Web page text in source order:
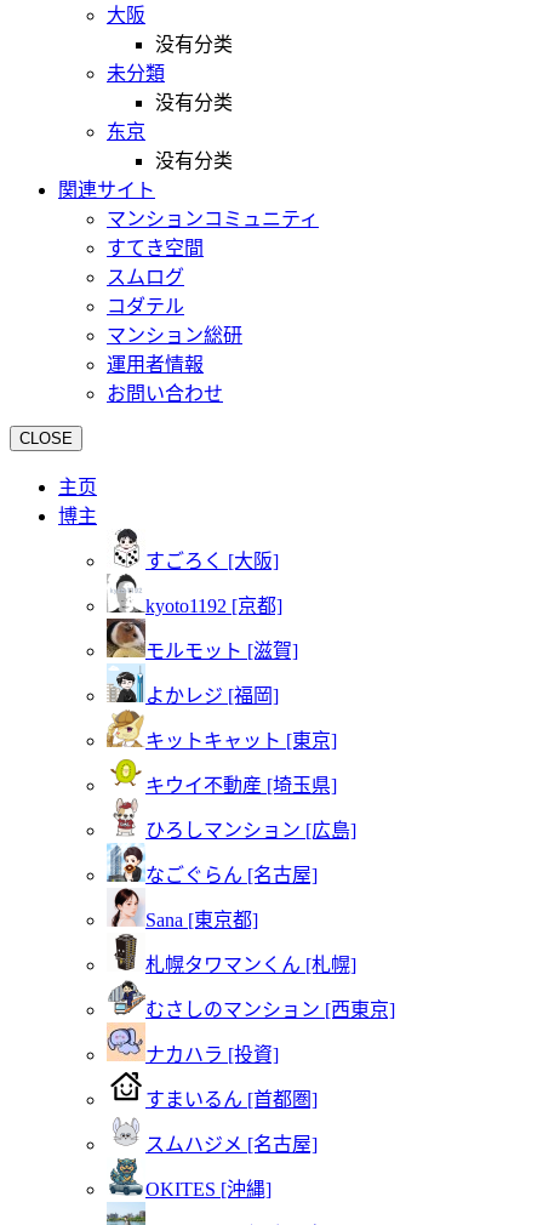
大阪
没有分类
未分類
没有分类
东京
没有分类
関連サイト
マンションコミュニティ
すてき空間
スムログ
コダテル
マンション総研
運用者情報
お問い合わせ
CLOSE
主页
博主
すごろく [大阪]
kyoto1192 [京都]
モルモット [滋賀]
よかレジ [福岡]
キットキャット [東京]
キウイ不動産 [埼玉県]
ひろしマンション [広島]
なごぐらん [名古屋]
Sana [東京都]
札幌タワマンくん [札幌]
むさしのマンション [西東京]
ナカハラ [投資]
すまいるん [首都圏]
スムハジメ [名古屋]
OKITES [沖縄]